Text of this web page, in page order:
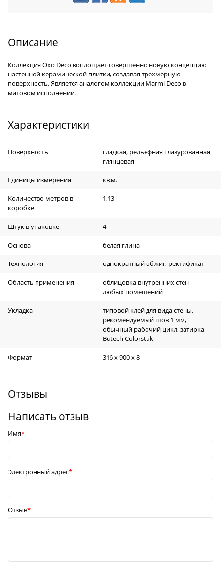
Описание
Коллекция Oxo Deco воплощает совершенно новую концепцию
настенной керамической плитки, создавая трехмерную
поверхность. Является аналогом коллекции Marmi Deco в
матовом исполнении.
Характеристики
Поверхность
гладкая, рельефная глазурованная
глянцевая
Единицы измерения кв.м.
Количество метров в
коробке
1,13
Штук в упаковке 4
Основа белая глина
Технология однократный обжиг, ректификат
Область применения
облицовка внутренних стен
любых помещений
Укладка
типовой клей для вида стены,
рекомендуемый шов 1 мм,
обычный рабочий цикл, затирка
Butech Colorstuk
Формат 316 x 900 x 8
Отзывы
Написать отзыв
Имя
Электронный адрес
Отзыв